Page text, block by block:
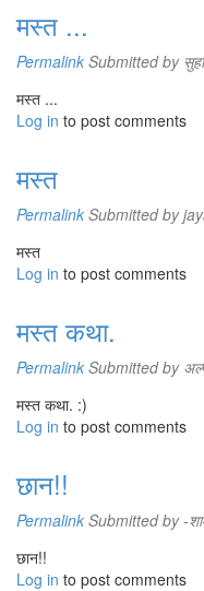
मस्त ...
Permalink Submitted by
मस्त ...
Log in to post comments
मस्त
Permalink Submitted by
मस्त
Log in to post comments
मस्त कथा.
Permalink Submitted by
मस्त कथा. :)
Log in to post comments
छान!!
Permalink Submitted by-
छान!!
Log in to post comments